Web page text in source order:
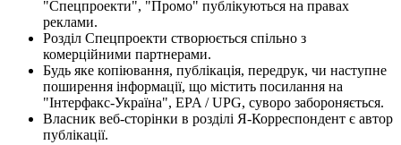
"Спецпроекти", "Промо" публікуються на правах
реклами.
Розділ Спецпроекти створюється спільно з
комерційними партнерами.
Будь яке копіювання, публікація, передрук, чи наступне
поширення інформації, що містить посилання на
"Інтерфакс-Україна", EPA / UPG, суворо забороняється.
Власник веб-сторінки в розділі Я-Корреспондент є автор
публікації.